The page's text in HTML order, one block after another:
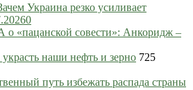
Украина резко усиливает
0
«пацанской совести»: Анкоридж –
наши нефть и зерно 725
путь избежать распада страны